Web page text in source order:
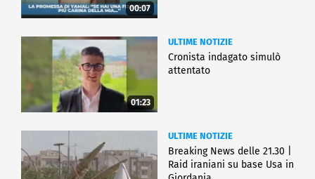
00:07
01:23
ULTIME NOTIZIE
Cronista indagato simulò
attentato
ULTIME NOTIZIE
Breaking News delle 21.30 |
Raid iraniani su base Usa in